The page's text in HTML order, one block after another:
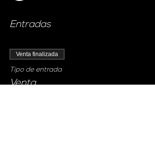
Entradas
Venta finalizada
Tipo de entrada
Venta